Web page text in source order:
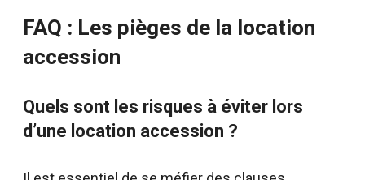
FAQ : Les pièges de la location
accession
Quels sont les risques à éviter lors
d’une location accession ?